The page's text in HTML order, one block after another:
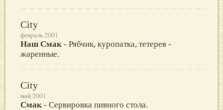
City
февраль 2001
Наш Смак - Рябчик, куропатка, тетерев -
жаренные.
City
май 2001
Смак - Сервировка пивного стола.